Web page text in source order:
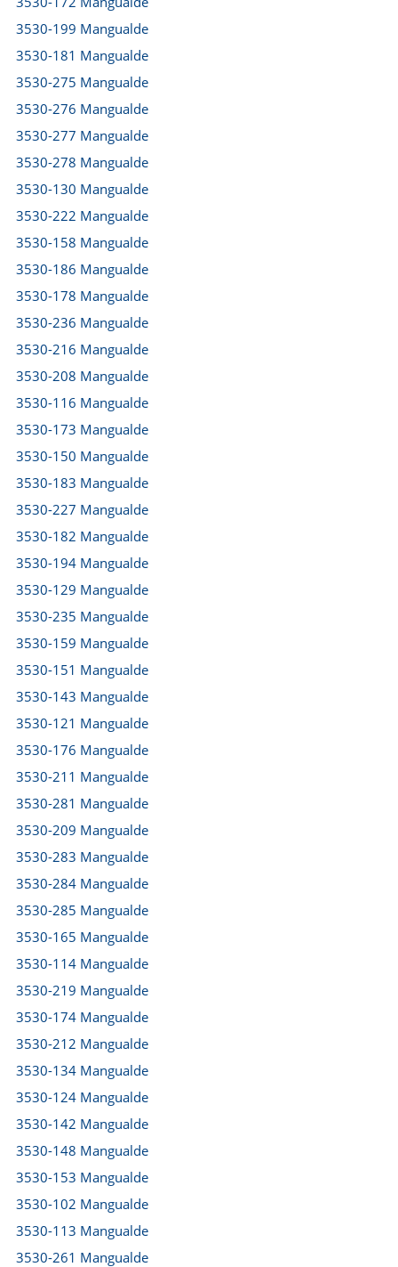
3530-199 Mangualde
3530-181 Mangualde
3530-275 Mangualde
3530-276 Mangualde
3530-277 Mangualde
3530-278 Mangualde
3530-130 Mangualde
3530-222 Mangualde
3530-158 Mangualde
3530-186 Mangualde
3530-178 Mangualde
3530-236 Mangualde
3530-216 Mangualde
3530-208 Mangualde
3530-116 Mangualde
3530-173 Mangualde
3530-150 Mangualde
3530-183 Mangualde
3530-227 Mangualde
3530-182 Mangualde
3530-194 Mangualde
3530-129 Mangualde
3530-235 Mangualde
3530-159 Mangualde
3530-151 Mangualde
3530-143 Mangualde
3530-121 Mangualde
3530-176 Mangualde
3530-211 Mangualde
3530-281 Mangualde
3530-209 Mangualde
3530-283 Mangualde
3530-284 Mangualde
3530-285 Mangualde
3530-165 Mangualde
3530-114 Mangualde
3530-219 Mangualde
3530-174 Mangualde
3530-212 Mangualde
3530-134 Mangualde
3530-124 Mangualde
3530-142 Mangualde
3530-148 Mangualde
3530-153 Mangualde
3530-102 Mangualde
3530-113 Mangualde
3530-261 Mangualde